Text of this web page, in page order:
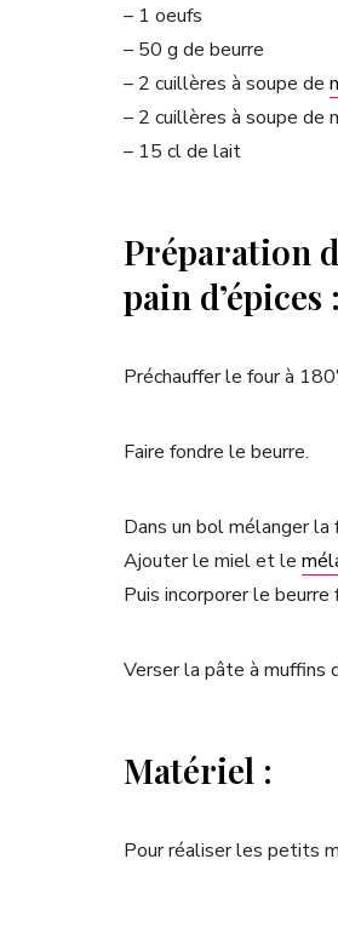
– 1 oeufs
– 50 g de beurre
– 2 cuillères à soupe de
– 2 cuillères à soupe de
– 15 cl de lait
Préparation
pain d’épices :
Préchauffer le four à
Faire fondre le beurre.
Dans un bol mélanger
Ajouter le miel et le
Puis incorporer le
Verser la pâte à muffins
Matériel :
Pour réaliser les petits